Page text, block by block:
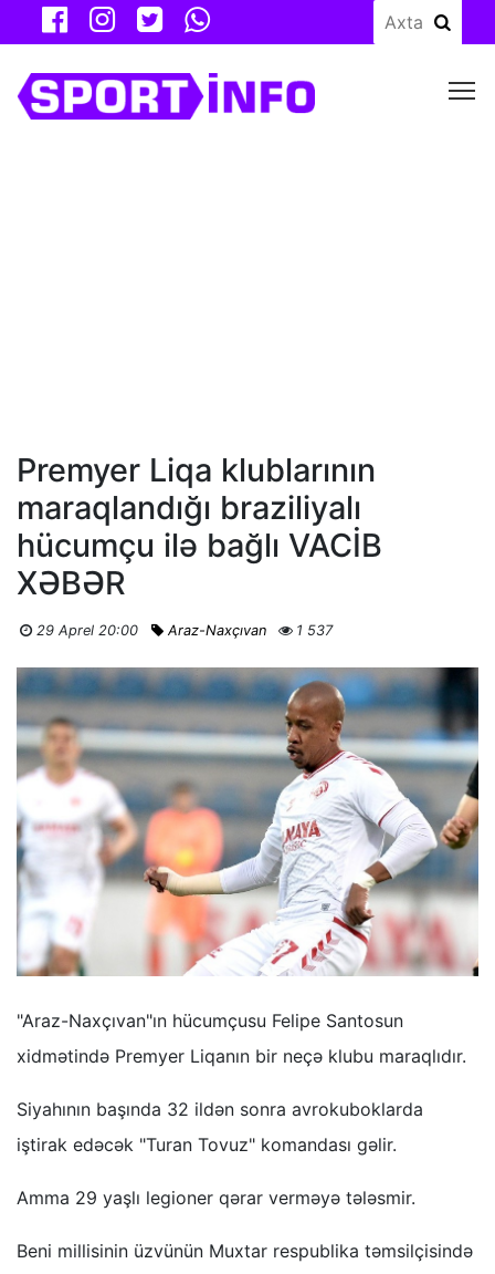
Premyer Liqa klublarının
maraqlandığı braziliyalı
hücumçu ilə bağlı VACİB
XƏBƏR
29 Aprel 20:00 Araz-Naxçıvan 1 537
"Araz-Naxçıvan"ın hücumçusu Felipe Santosun
xidmətində Premyer Liqanın bir neçə klubu maraqlıdır.
Siyahının başında 32 ildən sonra avrokuboklarda
iştirak edəcək "Turan Tovuz" komandası gəlir.
Amma 29 yaşlı legioner qərar verməyə tələsmir.
Beni millisinin üzvünün Muxtar respublika təmsilçisində